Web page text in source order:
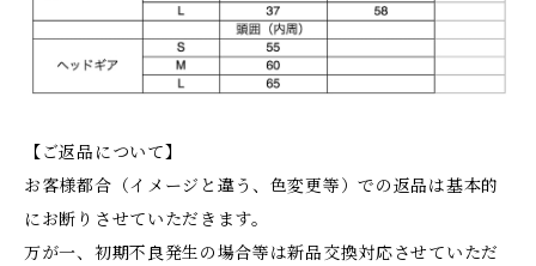
【ご返品について】
お客様都合（イメージと違う、色変更等）での返品は基本的
にお断りさせていただきます。
万が一、初期不良発生の場合等は新品交換対応させていただ